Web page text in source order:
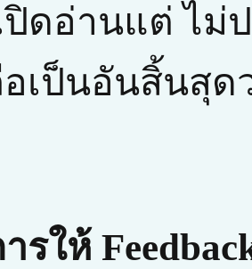
ปิดอ่านแต่ ไม่
เป็นอันสิ้นสุด
รให้